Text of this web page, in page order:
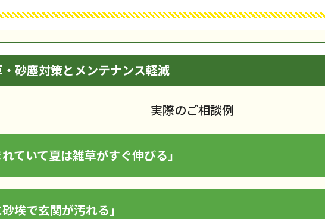
砂塵対策とメンテナンス軽減
実際のご相談例
れていて夏は雑草がすぐ伸びる」
砂埃で玄関が汚れる」